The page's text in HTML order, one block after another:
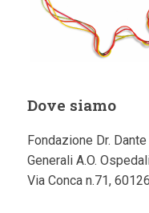
Dove siamo
Fondazione Dr.
Generali A.O.
Via Conca n.71,